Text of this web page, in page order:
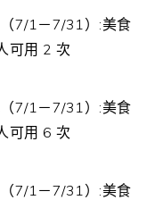
7/1－7/31）:美食
可用 2 次
7/1－7/31）:美食
可用 6 次
7/1－7/31）:美食